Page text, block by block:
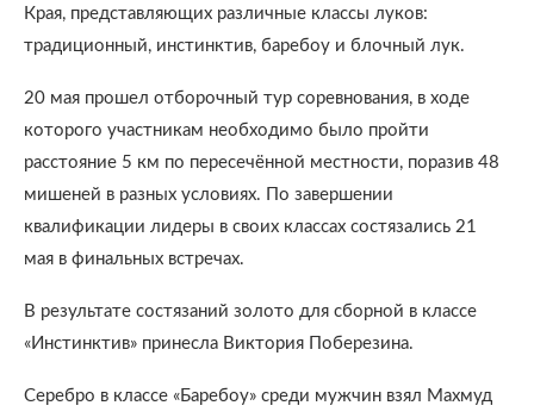
Края, представляющих различные классы луков:
традиционный, инстинктив, баребоу и блочный лук.
20 мая прошел отборочный тур соревнования, в ходе
которого участникам необходимо было пройти
расстояние 5 км по пересечённой местности, поразив 48
мишеней в разных условиях. По завершении
квалификации лидеры в своих классах состязались 21
мая в финальных встречах.
В результате состязаний золото для сборной в классе
«Инстинктив» принесла Виктория Поберезина.
Серебро в классе «Баребоу» среди мужчин взял Махмуд